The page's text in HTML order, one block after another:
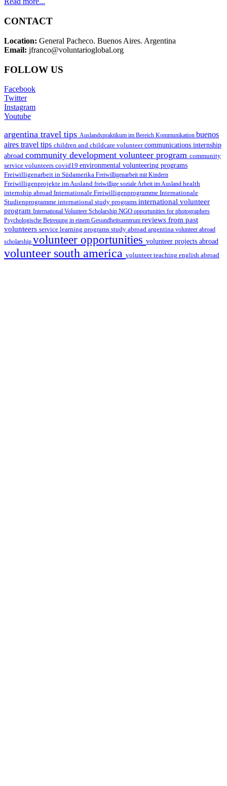
CONTACT
Location: General Pacheco. Buenos Aires. Argentina
Email: jfranco@voluntarioglobal.org
FOLLOW US
Facebook
Twitter
Instagram
Youtube
argentina travel tips Auslandspraktikum im Bereich Kommunikation buenos
aires travel tips children and childcare volunteercommunications internship
abroad community development volunteer program community
service volunteers covid19 environmental volunteering programs
Freiwilligenarbeit in Südamerika Freiwilligenarbeit mit Kindern
Freiwilligenprojekte im Ausland freiwillige soziale Arbeit im Ausland health
internship abroad Internationale Freiwilligenprogramme Internationale
Studienprogramme international study programs international volunteer
program International Volunteer Scholarship NGO opportunities for photographers
Psychologische Betreuung in einem Gesundheitszentrum reviews from past
volunteers service learning programs study abroad argentina volunteer abroad
scholarship volunteer opportunities volunteer projects abroad
volunteer south america volunteer teaching english abroad